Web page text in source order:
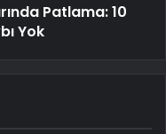
Patlama: 10
Yok